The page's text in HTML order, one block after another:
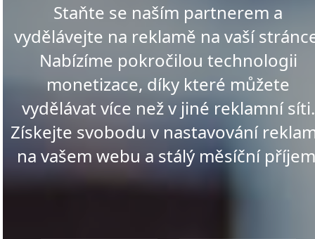
Staňte se naším partnerem a
vydělávejte na reklamě na vaší
Nabízíme pokročilou technologii
monetizace, díky které můžete
vydělávat více než v jiné reklamní síti.
Získejte svobodu v nastavování
na vašem webu a stálý měsíční